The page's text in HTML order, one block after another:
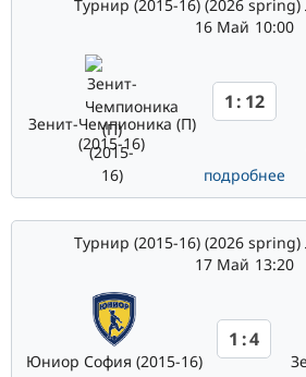
Турнир (2015-16) (2026 spring)
16 Май 10:00
Зенит-Чемпионика (П)
(2015-16)
1 : 12
подробнее
Турнир (2015-16) (2026 spring)
17 Май 13:20
Юниор София (2015-16)
1 :4